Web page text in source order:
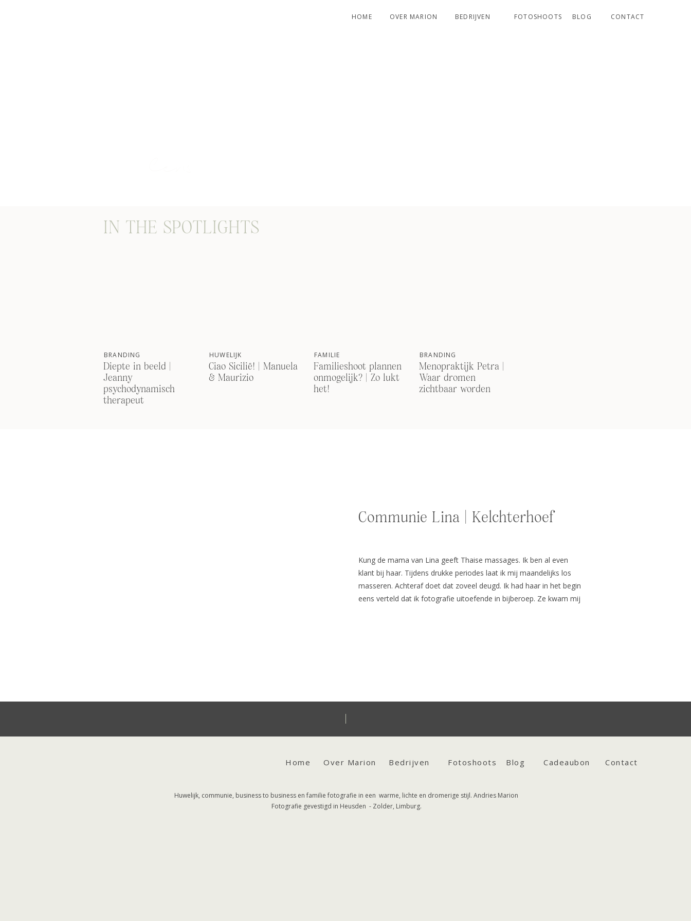
HOME OVER MARION BEDRIJVEN FOTOSHOOTS BLOG CONTACT
BRANDING
Diepte in beeld |
Jeanny
psychodynamisch
therapeut
HUWELIJK
Ciao Sicilië! | Manuela
& Maurizio
FAMILIE
Familieshoot plannen
onmogelijk? | Zo lukt
het!
BRANDING
Menopraktijk Petra |
Waar dromen
zichtbaar worden
IN THE SPOTLIGHTS
Communie Lina | Kelchterhoef
Kung de mama van Lina geeft Thaise massages. Ik ben al even
klant bij haar. Tijdens drukke periodes laat ik mij maandelijks los
masseren. Achteraf doet dat zoveel deugd. Ik had haar in het begin
eens verteld dat ik fotografie uitoefende in bijberoep. Ze kwam mij
Home Over Marion Bedrijven Fotoshoots Blog Contact
Huwelijk, communie, business to business en familie fotografie in een warme, lichte en dromerige stijl. Andries Marion
Fotografie gevestigd in Heusden - Zolder, Limburg.
Cadeaubon